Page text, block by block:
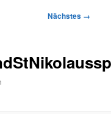
Nächstes →